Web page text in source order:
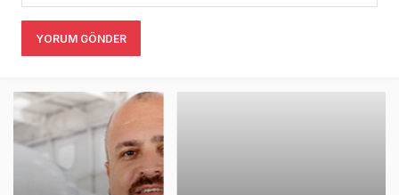
YORUM GÖNDER